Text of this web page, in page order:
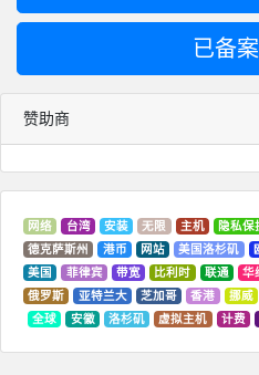
已备
赞助商
网络 台湾 安装 无限 主机 隐私保
德克萨斯州
港币 网站 美国洛杉矶
美国
菲律宾 带宽 比利时 联通 华
俄罗斯
亚特兰大 芝加哥 香港 挪威
全球
安徽 洛杉矶 虚拟主机 计费